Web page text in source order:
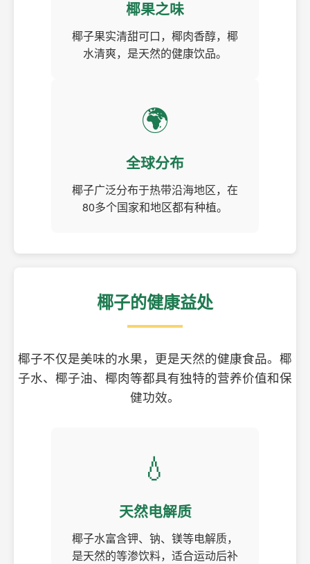
椰果之味
椰子果实清甜可口，椰肉香醇，椰
水清爽，是天然的健康饮品。
🌍
全球分布
椰子广泛分布于热带沿海地区，在
80多个国家和地区都有种植。
椰子的健康益处
椰子不仅是美味的水果，更是天然的健康食品。椰
子水、椰子油、椰肉等都具有独特的营养价值和保
健功效。
💧
天然电解质
椰子水富含钾、钠、镁等电解质，
是天然的等渗饮料，适合运动后补